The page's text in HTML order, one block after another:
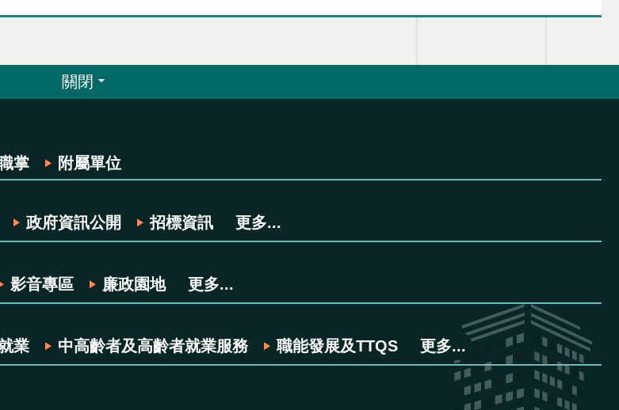
關閉
掌 附屬單位
政府資訊公開 招標資訊 更多...
影音專區 廉政園地 更多...
業 中高齡者及高齡者就業服務 職能發展及TTQS 更多...